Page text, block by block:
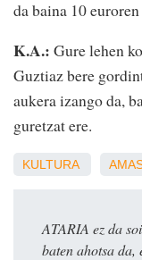
da baina 10
K.A.: Gure lehen
Guztiaz bere
aukera izango da,
guretzat ere.
KULTURA
ATARIA ez da
baten ahotsa da,